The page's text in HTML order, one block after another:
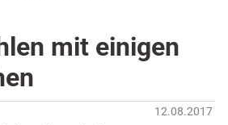
mit einigen
12.08.2017